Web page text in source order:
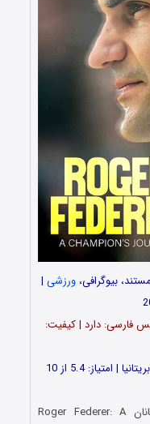
بیوگرافی،ورزشی |
دقیقه | زیرنویس فارسی: دارد | کیفیت:
در مستند راجر فدرر: سرگذشت قهرمانان Roger Federer: A